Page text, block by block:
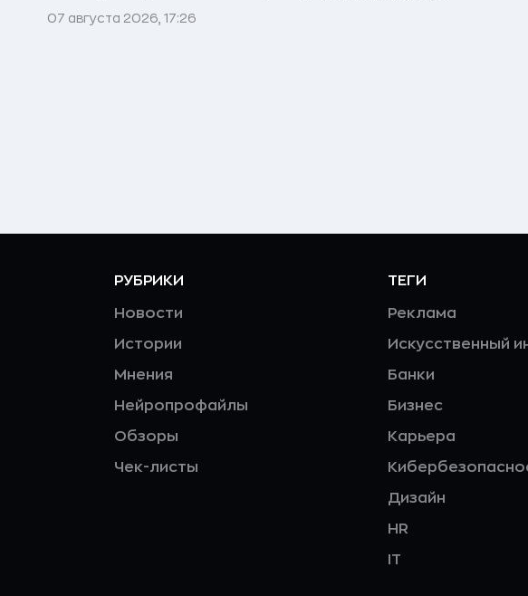
07 августа 2026, 17:26
РУБРИКИ
Новости
Истории
Мнения
Нейропрофайлы
Обзоры
Чек-листы
ТЕГИ
Реклама
Искусственный
Банки
Бизнес
Карьера
Дизайн
HR
IT